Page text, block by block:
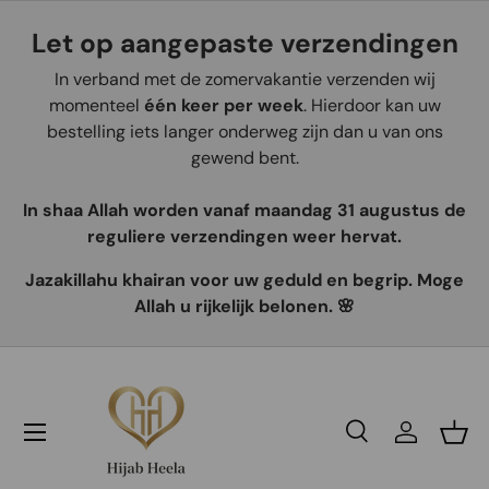
Aller au contenu
Let op aangepaste verzendingen
In verband met de zomervakantie verzenden wij
momenteel één keer per week. Hierdoor kan uw
bestelling iets langer onderweg zijn dan u van ons
gewend bent.
In shaa Allah worden vanaf maandag 31 augustus de
reguliere verzendingen weer hervat.
Jazakillahu khairan voor uw geduld en begrip. Moge
Allah u rijkelijk belonen. 🌸
Recherche
Se